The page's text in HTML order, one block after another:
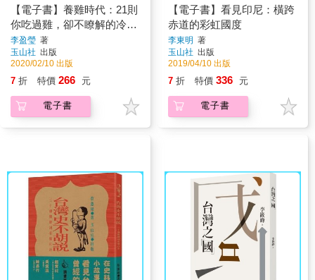
【電子書】養雞時代：21則
你吃過雞，卻不瞭解的冷知
識
李盈瑩 著
玉山社 出版
2020/02/10 出版
7 折 特價 266 元
電子書
【電子書】看見印尼：橫跨
赤道的彩虹國度
李東明 著
玉山社 出版
2019/04/10 出版
7 折 特價 336 元
電子書